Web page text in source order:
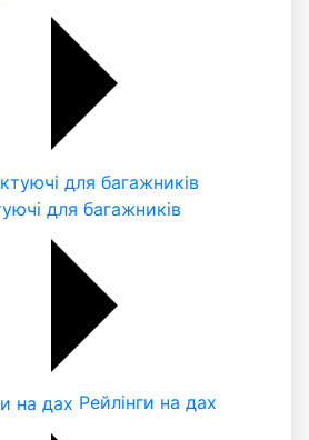
для багажників
Рейлінги на дах